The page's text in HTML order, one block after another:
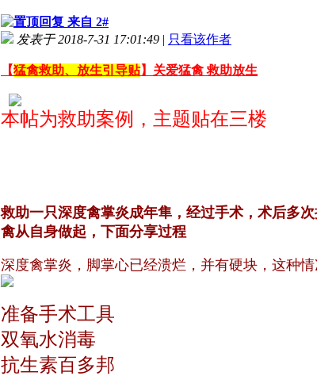
来自 2#
发表于 2018-7-31 17:01:49 | 只看该作者
【猛禽救助、放生引导贴】关爱猛禽 救助放生
本帖为救助案例，主题贴在三楼
救助一只深度禽掌炎成年隼，经过手术，术后多
禽从自身做起，下面分享过程
深度禽掌炎，脚掌心已经溃烂，并有硬块，这种
准备手术工具
双氧水消毒
抗生素百多邦